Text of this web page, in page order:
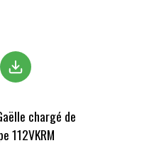
chargé de
112VKRM